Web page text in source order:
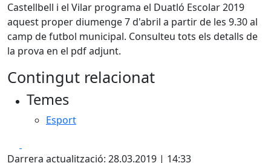
Castellbell i el Vilar programa el Duatló Escolar 2019
aquest proper diumenge 7 d'abril a partir de les 9.30 al
camp de futbol municipal. Consulteu tots els detalls de
la prova en el pdf adjunt.
Contingut relacionat
Temes
Esport
Darrera actualització: 28.03.2019 | 14:33